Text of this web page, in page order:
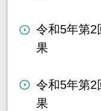
令和5年第2
果
令和5年第2
果